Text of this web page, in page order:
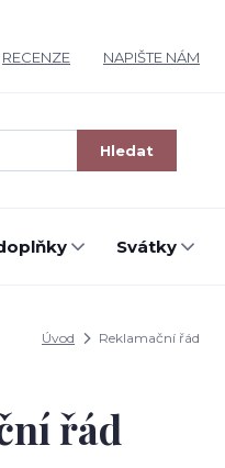
RECENZE NAPIŠTE NÁM
Hledat
Svátky
Úvod Reklamační řád
řád